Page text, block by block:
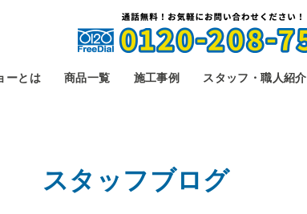
ーとは 商品一覧 施工事例 スタッフ・職人紹介
スタッフブログ